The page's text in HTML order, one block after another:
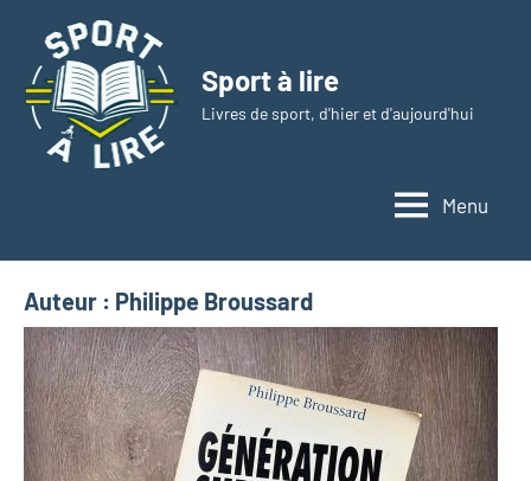
contenu
Sport à lire
Livres de sport, d'hier et d'aujourd'hui
Menu
Auteur : Philippe Broussard